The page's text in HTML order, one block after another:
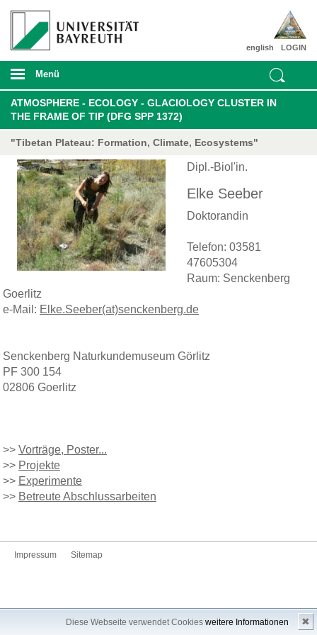
Diese Webseite verwendet Cookies weitere Informationen ✖
LOGIN
english
Menü
ATMOSPHERE - ECOLOGY - GLACIOLOGY CLUSTER IN
THE FRAME OF TIP (DFG SPP 1372)
"Tibetan Plateau: Formation, Climate, Ecosystems"
Dipl.-Biol'in.
Elke Seeber
Doktorandin
Telefon: 03581
47605304
Raum: Senckenberg
Goerlitz
e-Mail: Elke.Seeber(at)senckenberg.de
Senckenberg Naturkundemuseum Görlitz
PF 300 154
02806 Goerlitz
>> Vorträge, Poster...
>> Projekte
>> Experimente
>> Betreute Abschlussarbeiten
Impressum Sitemap